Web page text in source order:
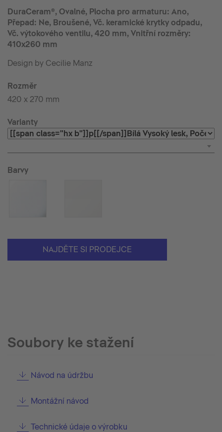
DuraCeram®, Ovalné, Plocha pro armaturu: Ano,
Přepad: Ne, Broušené, Vč. keramické krytky odpadu,
Vč. výtokového ventilu, 420 mm, Vnitřní rozměry:
410x260 mm
Design by Cecilie Manz
Rozměr
420 x 270 mm
Varianty
Barvy
NAJDĚTE SI PRODEJCE
Soubory ke stažení
Návod na údržbu
Montážní návod
Technické údaje o výrobku